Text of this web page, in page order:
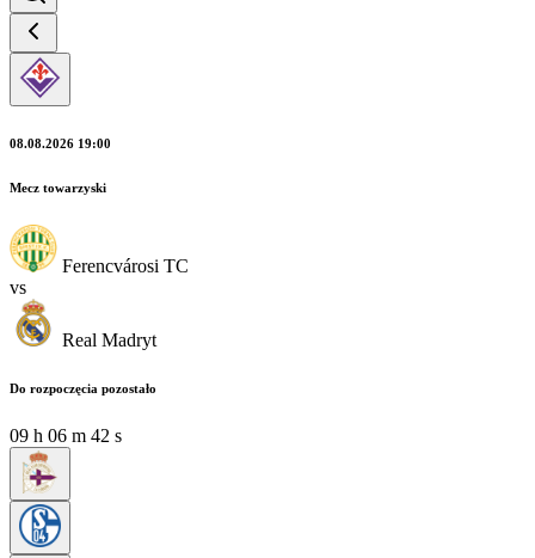
08.08.2026 19:00
Mecz towarzyski
Ferencvárosi TC
vs
Real Madryt
Do rozpoczęcia pozostało
09 h 06 m 40 s